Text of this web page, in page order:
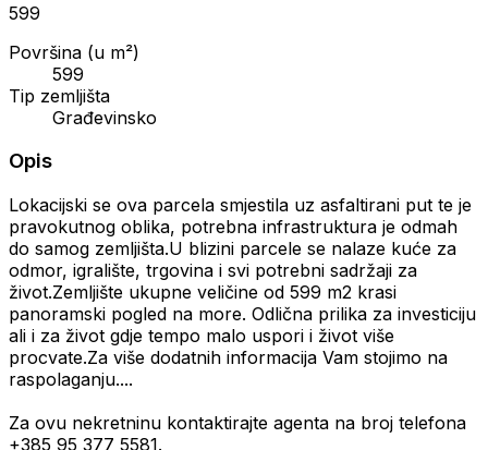
599
Površina (u m²)
599
Tip zemljišta
Građevinsko
Opis
Lokacijski se ova parcela smjestila uz asfaltirani put te je
pravokutnog oblika, potrebna infrastruktura je odmah
do samog zemljišta.U blizini parcele se nalaze kuće za
odmor, igralište, trgovina i svi potrebni sadržaji za
život.Zemljište ukupne veličine od 599 m2 krasi
panoramski pogled na more. Odlična prilika za investiciju
ali i za život gdje tempo malo uspori i život više
procvate.Za više dodatnih informacija Vam stojimo na
raspolaganju....
Za ovu nekretninu kontaktirajte agenta na broj telefona
+385 95 377 5581.